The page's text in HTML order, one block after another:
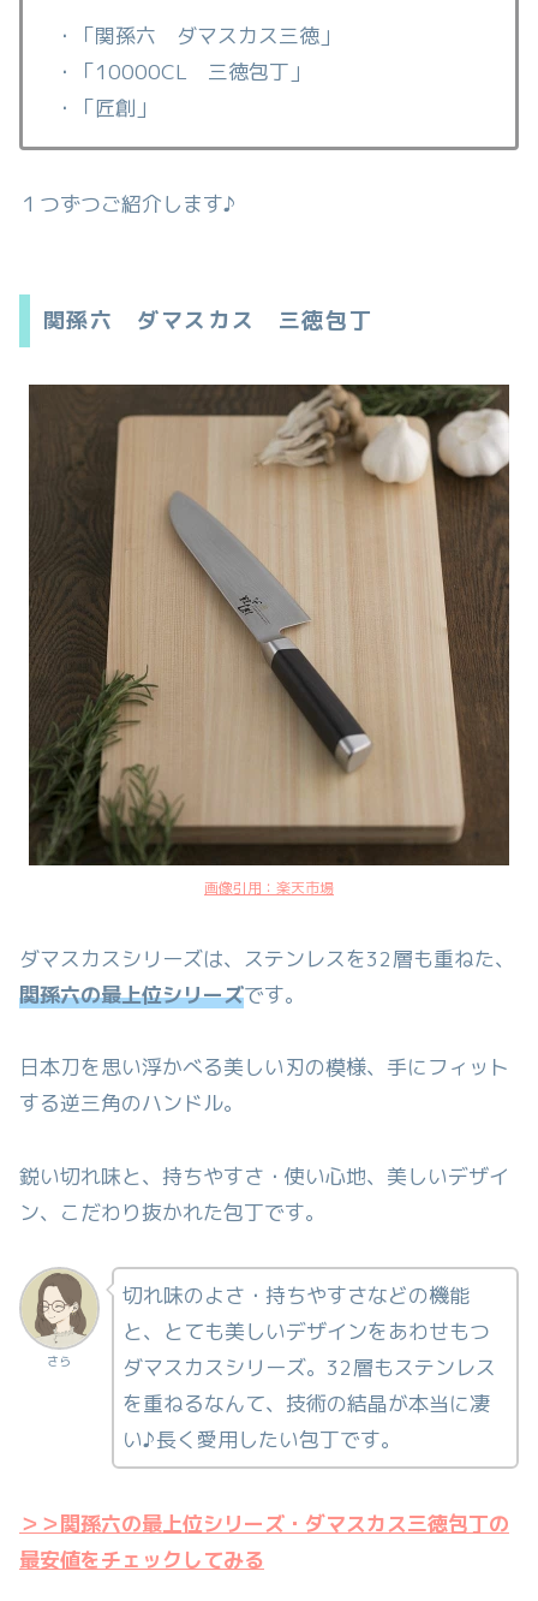
・「関孫六 ダマスカス三徳」
・「10000CL 三徳包丁」
・「匠創」
１つずつご紹介します♪
関孫六 ダマスカス 三徳包丁
画像引用：楽天市場
ダマスカスシリーズは、ステンレスを32層も重ねた、
関孫六の最上位シリーズです。
日本刀を思い浮かべる美しい刃の模様、手にフィット
する逆三角のハンドル。
鋭い切れ味と、持ちやすさ・使い心地、美しいデザイ
ン、こだわり抜かれた包丁です。
さら
切れ味のよさ・持ちやすさなどの機能
と、とても美しいデザインをあわせもつ
ダマスカスシリーズ。32層もステンレス
を重ねるなんて、技術の結晶が本当に凄
い♪長く愛用したい包丁です。
＞＞関孫六の最上位シリーズ・ダマスカス三徳包丁の
最安値をチェックしてみる